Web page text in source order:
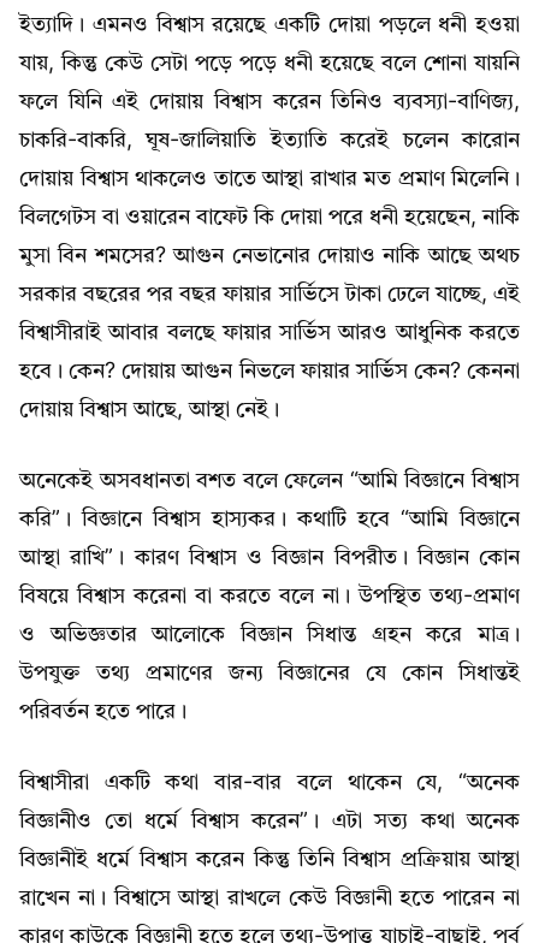
ইত্যাদি। এমনও বিশ্বাস রয়েছে একটি দোয়া পড়লে ধনী হওয়া
যায়, কিন্তু কেউ সেটা পড়ে পড়ে ধনী হয়েছে বলে শোনা যায়নি
ফলে যিনি এই দোয়ায় বিশ্বাস করেন তিনিও ব্যবস্যা-বাণিজ্য,
চাকরি-বাকরি, ঘূষ-জালিয়াতি ইত্যাতি করেই চলেন কারোন
দোয়ায় বিশ্বাস থাকলেও তাতে আস্থা রাখার মত প্রমাণ মিলেনি।
বিলগেটস বা ওয়ারেন বাফেট কি দোয়া পরে ধনী হয়েছেন, নাকি
মুসা বিন শমসের? আগুন নেভানোর দোয়াও নাকি আছে অথচ
সরকার বছরের পর বছর ফায়ার সার্ভিসে টাকা ঢেলে যাচ্ছে, এই
বিশ্বাসীরাই আবার বলছে ফায়ার সার্ভিস আরও আধুনিক করতে
হবে। কেন? দোয়ায় আগুন নিভলে ফায়ার সার্ভিস কেন? কেননা
দোয়ায় বিশ্বাস আছে, আস্থা নেই।
অনেকেই অসবধানতা বশত বলে ফেলেন “আমি বিজ্ঞানে বিশ্বাস
করি”। বিজ্ঞানে বিশ্বাস হাস্যকর। কথাটি হবে “আমি বিজ্ঞানে
আস্থা রাখি”। কারণ বিশ্বাস ও বিজ্ঞান বিপরীত। বিজ্ঞান কোন
বিষয়ে বিশ্বাস করেনা বা করতে বলে না। উপস্থিত তথ্য-প্রমাণ
ও অভিজ্ঞতার আলোকে বিজ্ঞান সিধান্ত গ্রহন করে মাত্র।
উপযুক্ত তথ্য প্রমাণের জন্য বিজ্ঞানের যে কোন সিধান্তই
পরিবর্তন হতে পারে।
বিশ্বাসীরা একটি কথা বার-বার বলে থাকেন যে, “অনেক
বিজ্ঞানীও তো ধর্মে বিশ্বাস করেন”। এটা সত্য কথা অনেক
বিজ্ঞানীই ধর্মে বিশ্বাস করেন কিন্তু তিনি বিশ্বাস প্রক্রিয়ায় আস্থা
রাখেন না। বিশ্বাসে আস্থা রাখলে কেউ বিজ্ঞানী হতে পারেন না
কারণ কাউকে বিজ্ঞানী হতে হলে তথ্য-উপাত্ত যাচাই-বাছাই, পূর্ব